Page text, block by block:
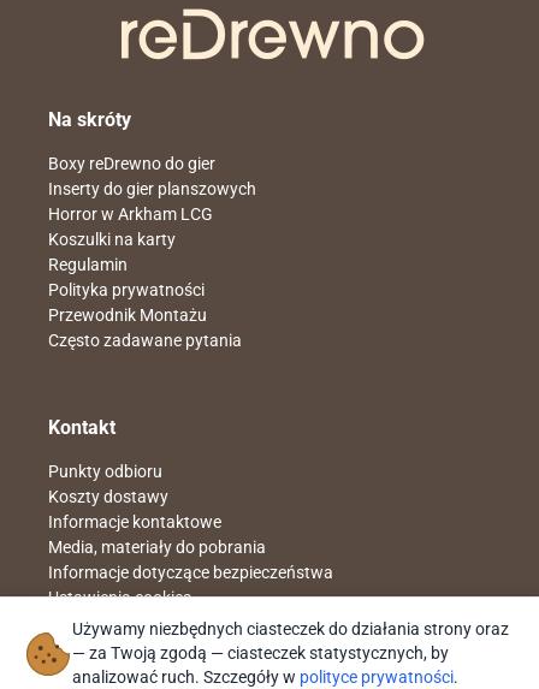
Na skróty
Boxy reDrewno do gier
Inserty do gier planszowych
Horror w Arkham LCG
Koszulki na karty
Regulamin
Polityka prywatności
Przewodnik Montażu
Często zadawane pytania
Kontakt
Punkty odbioru
Koszty dostawy
Informacje kontaktowe
Media, materiały do pobrania
Informacje dotyczące bezpieczeństwa
Ustawienia cookies
Napisz do nassklep@redrewno.pl
Znajdziesz nas nafacebook reDrewno
Nr rach. 51 1140 2004 0000 3902 4961 4051
Używamy niezbędnych ciasteczek do działania strony oraz
— za Twoją zgodą — ciasteczek statystycznych, by
analizować ruch. Szczegóły w polityce prywatności.